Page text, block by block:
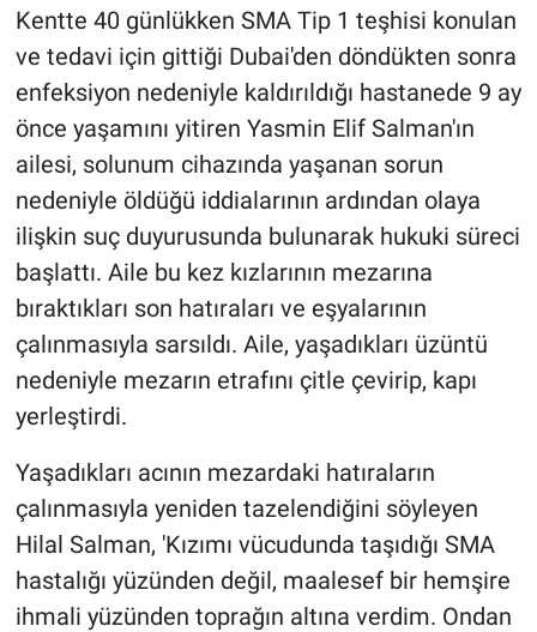
Kentte 40 günlükken SMA Tip 1 teşhisi konulan
ve tedavi için gittiği Dubai'den döndükten sonra
enfeksiyon nedeniyle kaldırıldığı hastanede 9 ay
önce yaşamını yitiren Yasmin Elif Salman'ın
ailesi, solunum cihazında yaşanan sorun
nedeniyle öldüğü iddialarının ardından olaya
ilişkin suç duyurusunda bulunarak hukuki süreci
başlattı. Aile bu kez kızlarının mezarına
bıraktıkları son hatıraları ve eşyalarının
çalınmasıyla sarsıldı. Aile, yaşadıkları üzüntü
nedeniyle mezarın etrafını çitle çevirip, kapı
yerleştirdi.
Yaşadıkları acının mezardaki hatıraların
çalınmasıyla yeniden tazelendiğini söyleyen
Hilal Salman, 'Kızımı vücudunda taşıdığı SMA
hastalığı yüzünden değil, maalesef bir hemşire
ihmali yüzünden toprağın altına verdim. Ondan
Ne demişti
Nedir
Popüler
Programlar
Sağlık
Spor
Teknoloji
Türkiye'nin Geleceği
Türkiye'nin Gündemi
Yerel Gündem